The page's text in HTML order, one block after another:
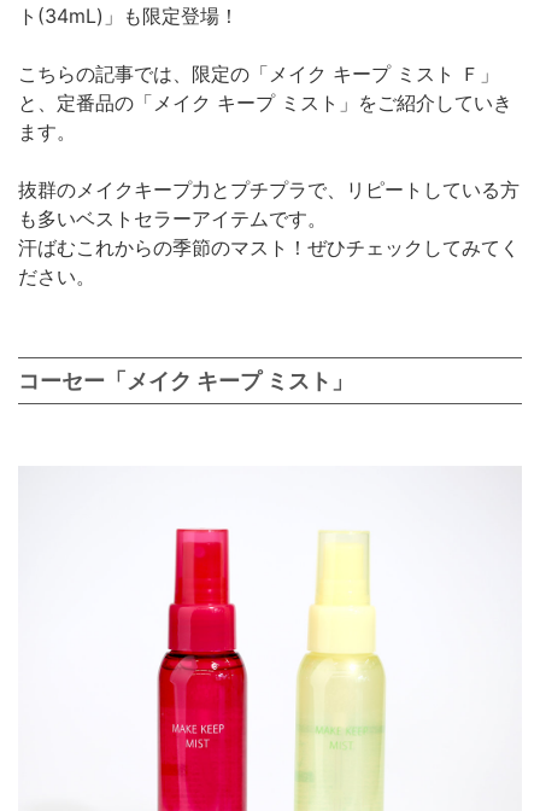
ト(34mL)」も限定登場！
こちらの記事では、限定の「メイク キープ ミスト Ｆ」
と、定番品の「メイク キープ ミスト」をご紹介していき
ます。
抜群のメイクキープ力とプチプラで、リピートしている方
も多いベストセラーアイテムです。
汗ばむこれからの季節のマスト！ぜひチェックしてみてく
ださい。
コーセー「メイク キープ ミスト」